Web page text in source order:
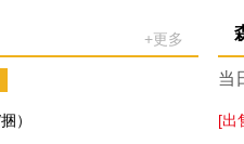
+更多
）
当
[出